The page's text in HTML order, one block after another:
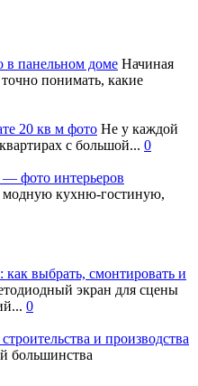
в панельном доме Начиная
понимать, какие
20 кв м фото Не у каждой
с большой... 0
фото интерьеров
кухню-гостиную,
выбрать, смонтировать и
экран для сцены
0
и производства
большинства